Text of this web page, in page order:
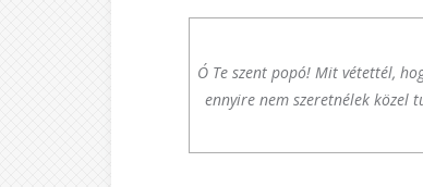
Ó Te szent popó! Mit vétettél,
ennyire nem szeretnélek közel